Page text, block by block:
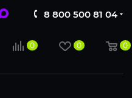
8 800 500 81 04
0 0 0